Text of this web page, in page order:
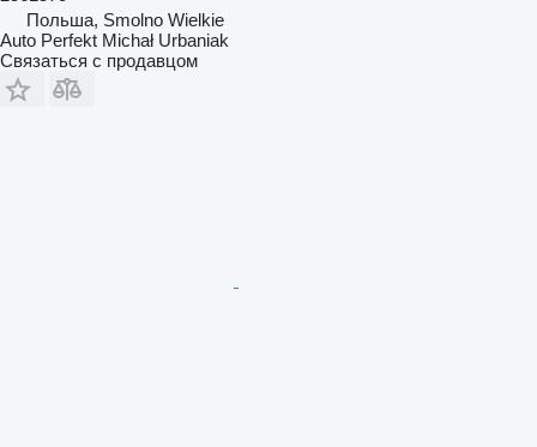
Польша, Smolno Wielkie
Auto Perfekt Michał Urbaniak
Связаться с продавцом